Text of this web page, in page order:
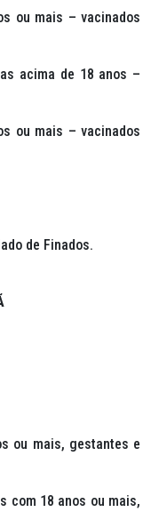
ou mais – vacinados
acima de 18 anos –
ou mais – vacinados
de Finados.
ou mais, gestantes e
com 18 anos ou mais,